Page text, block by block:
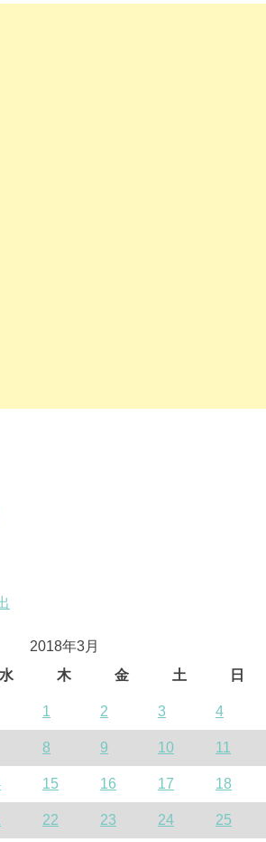
2018年3月
水 木 金 土 日
1 2 3 4
8 9 10 11
15 16 17 18
22 23 24 25